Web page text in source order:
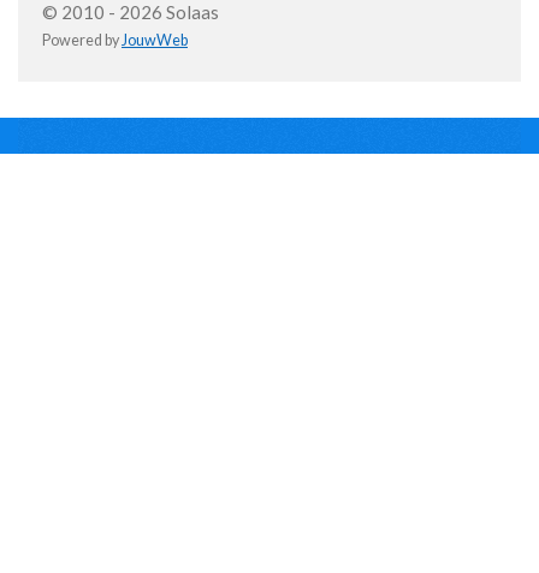
© 2010 - 2026 Solaas
Powered byJouwWeb